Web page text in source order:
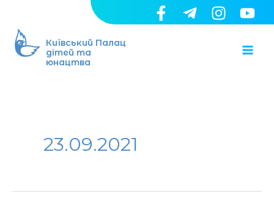
вмісту
Київський Палац
дітей та
юнацтва
23.09.2021